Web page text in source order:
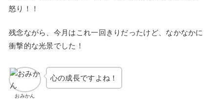
怒り！！
残念ながら、今月はこれ一回きりだったけど、なかなかに
衝撃的な光景でした！
おみかん
心の成長ですよね！